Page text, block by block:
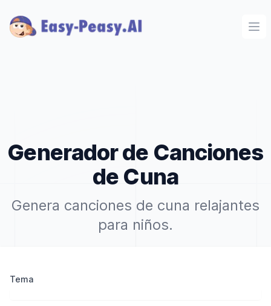
Generador de Canciones
de Cuna
Genera canciones de cuna relajantes
para niños.
Tema